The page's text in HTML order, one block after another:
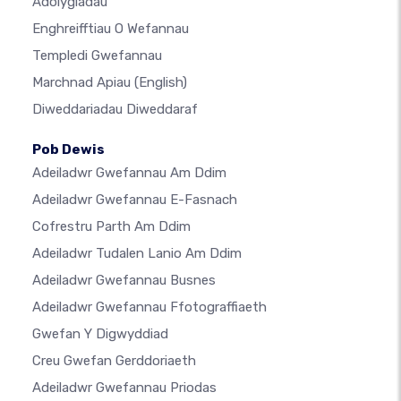
Enghreifftiau O Wefannau
Templedi Gwefannau
Marchnad Apiau (English)
Diweddariadau Diweddaraf
Pob Dewis
Adeiladwr Gwefannau Am Ddim
Adeiladwr Gwefannau E-Fasnach
Cofrestru Parth Am Ddim
Adeiladwr Tudalen Lanio Am Ddim
Adeiladwr Gwefannau Busnes
Adeiladwr Gwefannau Ffotograffiaeth
Gwefan Y Digwyddiad
Creu Gwefan Gerddoriaeth
Adeiladwr Gwefannau Priodas